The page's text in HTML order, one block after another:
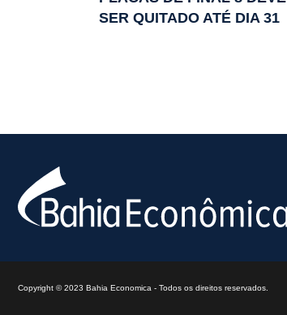
SER QUITADO ATÉ DIA 31
Copyright © 2023 Bahia Economica - Todos os direitos reservados.